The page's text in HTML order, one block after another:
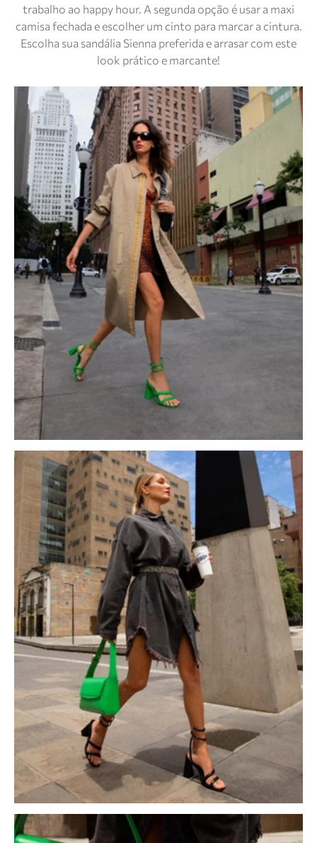
trabalho ao happy hour. A segunda opção é usar a maxi
camisa fechada e escolher um cinto para marcar a cintura.
Escolha sua sandália Sienna preferida e arrasar com este
look prático e marcante!